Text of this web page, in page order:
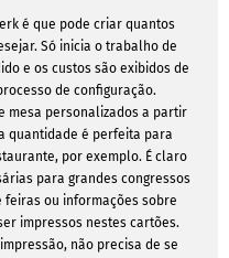
é que pode criar quantos
Só inicia o trabalho de
e os custos são exibidos de
de configuração.
mesa personalizados a partir
quantidade é perfeita para
por exemplo. É claro
para grandes congressos
feiras ou informações sobre
impressos nestes cartões.
não precisa de se